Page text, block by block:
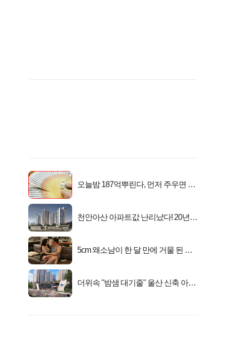
오늘밤 187억뿌린다, 먼저 주우면 최
천안아산 아파트값 난리났다! 20년
5cm 왜소남이 한 달 만에 거물 된 사
더위속 "밤샘 대기줄" 울산 신축 아파